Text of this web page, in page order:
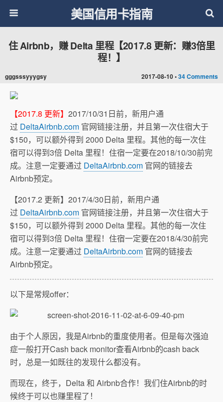
美国信用卡指南
2017-08-10 •34 Comments
住 Airbnb，赚 Delta 里程【2017.8 更新：赚3倍里
程！】
gggsssyyygsy
【2017.8 更新】 2017/10/31日前，新用户通
过 DeltaAirbnb.com 官网链接注册，并且第一次住宿大于
$150，可以额外得到 2000 Delta 里程。其他的每一次住
宿可以得到3倍 Delta 里程！住宿一定要在2018/10/30前完
成。注意一定要通过 DeltaAirbnb.com 官网的链接去
Airbnb预定。
【2017.2 更新】2017/4/30日前，新用户通
过 DeltaAirbnb.com 官网链接注册，并且第一次住宿大于
$150，可以额外得到 2000 Delta 里程。其他的每一次住
宿可以得到3倍 Delta 里程！住宿一定要在2018/4/30前完
成。注意一定要通过 DeltaAirbnb.com 官网的链接去
Airbnb预定。
以下是常规offer：
由于个人原因，我是Airbnb的重度使用者。但是每次强迫
症一般打开Cash back monitor查看Airbnb的cash back
时，总是一如既往的发现什么都没有。
而现在，终于，Delta 和 Airbnb合作！我们住Airbnb的时
候终于可以也赚里程了！